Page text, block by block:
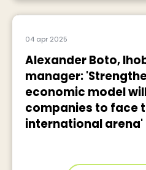
04 apr 2025
Alexander Boto,
manager:
economic model
companies to face
international arena'